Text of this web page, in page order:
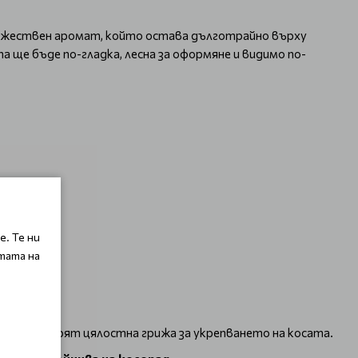
аромат, който остава дълготрайно върху
ще бъде по-гладка, лесна за оформяне и видимо по-
ще осигурят цялостна грижа за укрепването на косата.
Те ни
на